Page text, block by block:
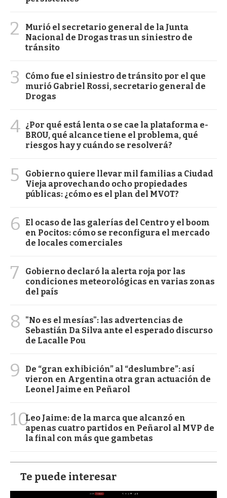
2
Murió el secretario general de la Junta
Nacional de Drogas tras un siniestro de
tránsito
3
Cómo fue el siniestro de tránsito por el que
murió Gabriel Rossi, secretario general de
Drogas
4 ¿Por qué está lenta o se cae la plataforma e-
BROU, qué alcance tiene el problema, qué
riesgos hay y cuándo se resolverá?
5
Gobierno quiere llevar mil familias a Ciudad
Vieja aprovechando ocho propiedades
públicas: ¿cómo es el plan del MVOT?
6
El ocaso de las galerías del Centro y el boom
en Pocitos: cómo se reconfigura el mercado
de locales comerciales
7
Gobierno declaró la alerta roja por las
condiciones meteorológicas en varias zonas
del país
8
"No es el mesías": las advertencias de
Sebastián Da Silva ante el esperado discurso
de Lacalle Pou
9
De “gran exhibición” al “deslumbre”: así
vieron en Argentina otra gran actuación de
Leonel Jaime en Peñarol
10Leo Jaime: de la marca que alcanzó en
apenas cuatro partidos en Peñarol al MVP de
la final con más que gambetas
Te puede interesar